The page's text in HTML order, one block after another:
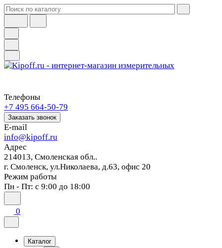
Телефоны
+7 495 664-50-79
Заказать звонок
E-mail
info@kipoff.ru
Адрес
214013, Смоленская обл..
г. Смоленск, ул.Николаева, д.63, офис 20
Режим работы
Пн - Пт: с 9:00 до 18:00
0
Каталог